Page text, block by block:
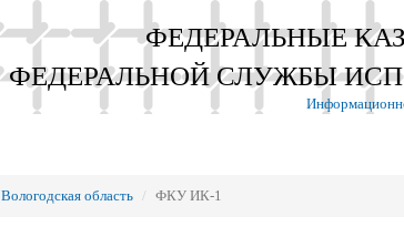
ФЕДЕРАЛЬНЫЕ
ФЕДЕРАЛЬНОЙ СЛУЖБЫ
Вологодская область ФКУ ИК-1